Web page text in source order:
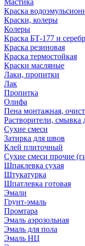
Мастика
Краска
Краски, колеры
Колеры
Краска БТ-177 и
Краска резиновая
Краска термостойкая
Краски масляные
Лаки, пропитки
Лак
Пропитка
Олифа
Пена монтажная,
Растворители, смывка
Сухие смеси
Затирка для швов
Клей плиточный
Сухие смеси прочие
Шпаклевка сухая
Штукатурка
Шпатлевка готовая
Эмали
Грунт-эмаль
Промтара
Эмаль аэрозольная
Эмаль для пола
Эмаль НЦ